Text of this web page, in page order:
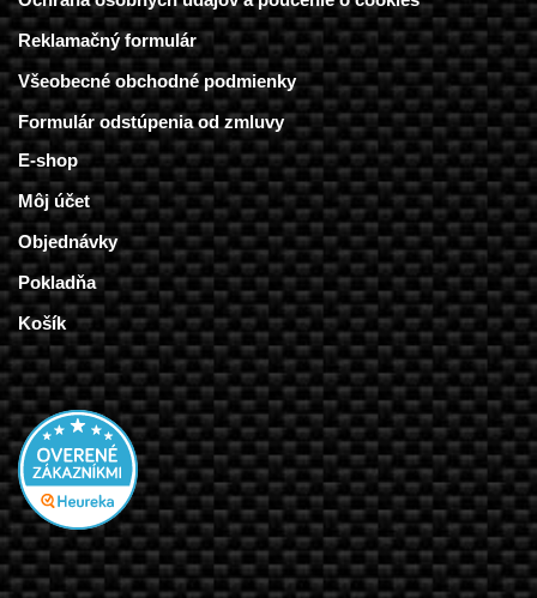
Reklamačný formulár
Všeobecné obchodné podmienky
Formulár odstúpenia od zmluvy
E-shop
Môj účet
Objednávky
Pokladňa
Košík